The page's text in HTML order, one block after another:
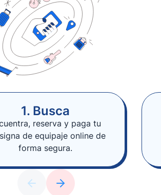
1. Busca
reserva y paga tu
de equipaje online de
forma segura.